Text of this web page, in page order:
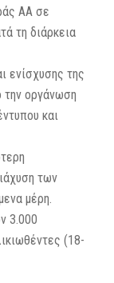
ΑΑ σε
τη διάρκεια
ενίσχυσης της
την οργάνωση
και
των
μέρη.
3.000
(18-